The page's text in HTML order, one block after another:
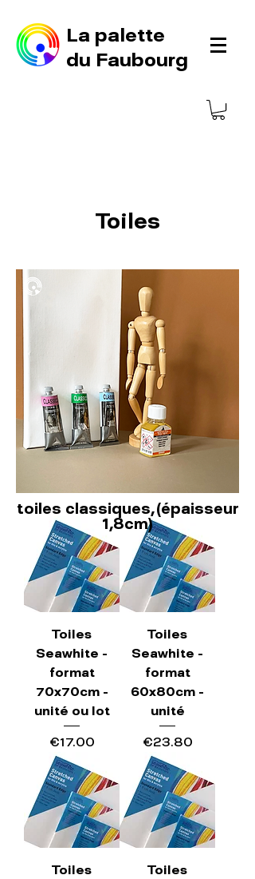
La palette
du Faubourg
Toiles
Toiles
Seawhite -
format
70x70cm -
unité ou lot
Price
€17.00
Toiles
Seawhite -
format
60x80cm -
unité
Price
€23.80
Toiles
Toiles
toiles classiques, (épaisseur
1,8cm)